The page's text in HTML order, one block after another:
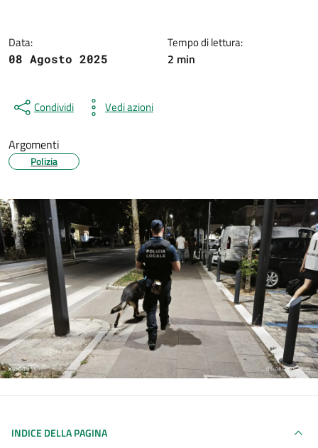
Data:
08 Agosto 2025
Tempo di lettura:
2 min
Condividi Vedi azioni
Argomenti
Polizia
INDICE DELLA PAGINA